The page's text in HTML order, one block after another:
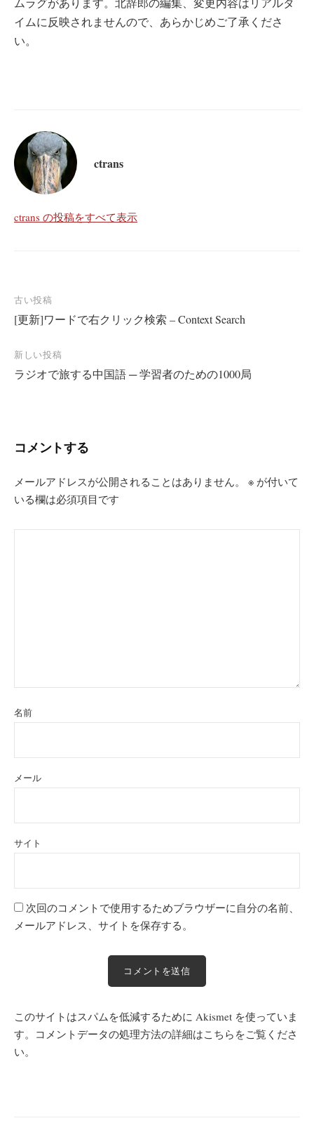
イムに反映されませんので、あらかじめご了承くださ
い。
ctrans
ctrans の投稿をすべて表示
投
稿
ナ
ビ
ゲ
ョ
古い投稿
[更新]ワードで右クリック検索 – Context Search
新しい投稿
ラジオで旅する中国語 ─ 学習者のための1000局
コメントする
メールアドレスが公開されることはありません。 ※ が付いて
いる欄は必須項目です
名前
メール
サイト
次回のコメントで使用するためブラウザーに自分の名前、
メールアドレス、サイトを保存する。
このサイトはスパムを低減するために Akismet を使っていま
す。 コメントデータの処理方法の詳細はこちらをご覧くださ
い。